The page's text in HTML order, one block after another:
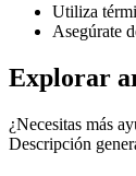
Utiliza
Asegúrate
Explorar
¿Necesitas más
Descripción